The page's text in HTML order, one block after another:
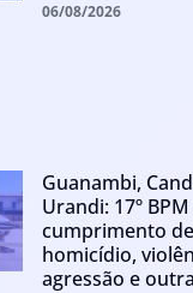
06/08/2026
Guanambi,
Urandi: 17º
cumprimento
homicídio,
agressão e